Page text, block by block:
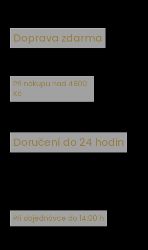
Doprava zdarma
Při nákupu nad 4800
Kč
Doručení do 24 hodin
Při objednávce do 14:00 h